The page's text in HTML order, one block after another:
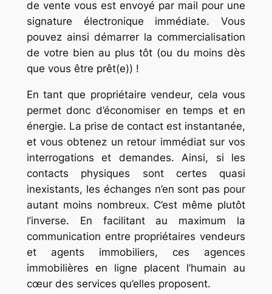
de vente vous est envoyé par mail pour une
signature électronique immédiate. Vous
pouvez ainsi démarrer la commercialisation
de votre bien au plus tôt (ou du moins dès
que vous être prêt(e)) !
En tant que propriétaire vendeur, cela vous
permet donc d’économiser en temps et en
énergie. La prise de contact est instantanée,
et vous obtenez un retour immédiat sur vos
interrogations et demandes. Ainsi, si les
contacts physiques sont certes quasi
inexistants, les échanges n’en sont pas pour
autant moins nombreux. C’est même plutôt
l’inverse. En facilitant au maximum la
communication entre propriétaires vendeurs
et agents immobiliers, ces agences
immobilières en ligne placent l’humain au
cœur des services qu’elles proposent.